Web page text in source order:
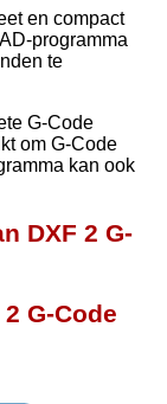
en compact
programma
te
G-Code
om G-Code
kan ook
DXF 2 G-
G-Code